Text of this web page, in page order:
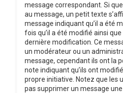
message correspondant. Si
au message, un petit texte
message indiquant qu’il a été
fois qu’il a été modifié ainsi
dernière modification. Ce
un modérateur ou un
message, cependant ils ont la
note indiquant qu’ils ont
propre initiative. Notez que les
pas supprimer un message